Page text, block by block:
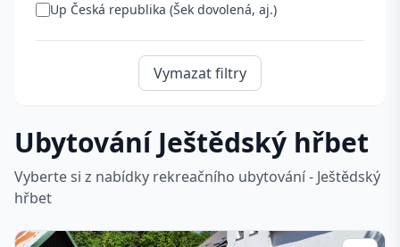
Up Česká republika (Šek dovolená, aj.)
Vymazat filtry
Ubytování Ještědský hřbet
Vyberte si z nabídky rekreačního ubytování - Ještědský
hřbet